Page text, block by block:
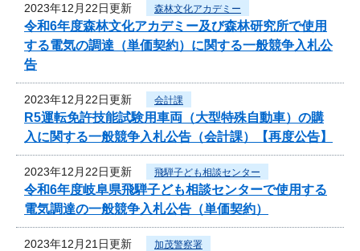
2023年12月22日更新 森林文化アカデミー
令和6年度森林文化アカデミー及び森林研究所で使用
する電気の調達（単価契約）に関する一般競争入札公
告
2023年12月22日更新 会計課
R5運転免許技能試験用車両（大型特殊自動車）の購
入に関する一般競争入札公告（会計課）【再度公告】
2023年12月22日更新 飛騨子ども相談センター
令和6年度岐阜県飛騨子ども相談センターで使用する
電気調達の一般競争入札公告（単価契約）
2023年12月21日更新 加茂警察署